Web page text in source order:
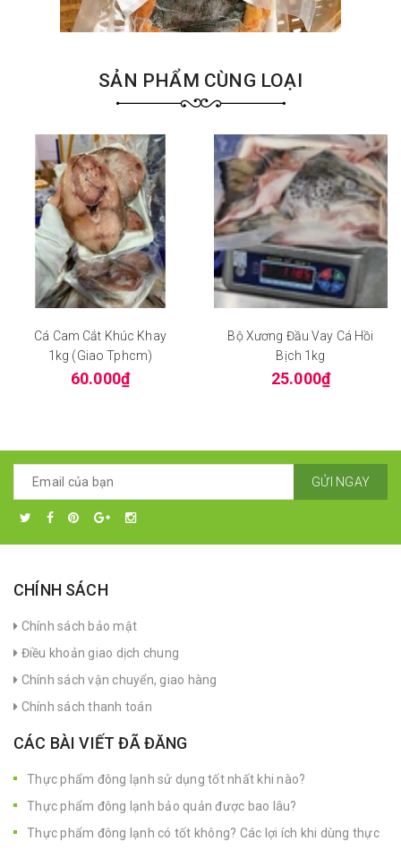
SẢN PHẨM CÙNG LOẠI
Cá Cam Cắt Khúc Khay
1kg (giao Tphcm)
60.000₫
Bộ Xương Đầu Vay Cá Hồi
Bịch 1kg
25.000₫
GỬI NGAY
CHÍNH SÁCH
Chính sách bảo mật
Điều khoản giao dịch chung
Chính sách vận chuyển, giao hàng
Chính sách thanh toán
CÁC BÀI VIẾT ĐÃ ĐĂNG
Thực phẩm đông lạnh sử dụng tốt nhất khi nào?
Thực phẩm đông lạnh bảo quản được bao lâu?
Thực phẩm đông lạnh có tốt không? Các lợi ích khi dùng thực